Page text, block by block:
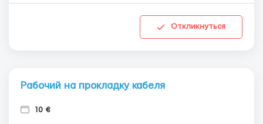
Откликнуться
Рабочий на прокладку кабеля
10 €